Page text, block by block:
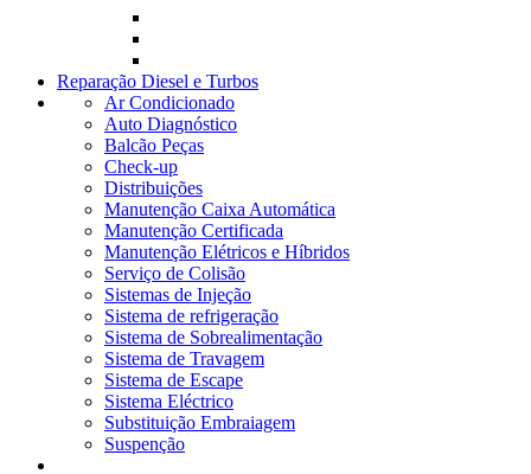
Reparação Diesel e Turbos
Ar Condicionado
Auto Diagnóstico
Balcão Peças
Check-up
Distribuições
Manutenção Caixa Automática
Manutenção Certificada
Manutenção Elétricos e Híbridos
Serviço de Colisão
Sistemas de Injeção
Sistema de refrigeração
Sistema de Sobrealimentação
Sistema de Travagem
Sistema de Escape
Sistema Eléctrico
Substituição Embraiagem
Suspenção